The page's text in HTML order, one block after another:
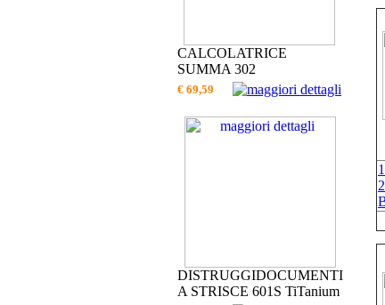
CALCOLATRICE
SUMMA 302
€ 69,59
DISTRUGGIDOCUMENTI
A STRISCE 601S TiTanium